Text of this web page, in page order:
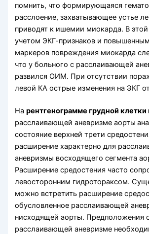
помнить, что формирующаяся
расслоение, захватывающее устье
приводят к ишемии миокарда. В этой
учетом ЭКГ-признаков и
маркеров повреждения миокарда
что у больного с расслаивающей
развился ОИМ. При отсутствии
левой КА острые изменения на ЭКГ
Нарентгенограмме грудной клетки
расслаивающей аневризме аорты
состояние верхней трети
расширение характерно для
аневризмы восходящего сегмента
Расширение средостения часто
левосторонним гидротораксом.
можно встретить расширение
обусловленное расслаивающей
нисходящей аорты. Предположения
расслаивающей аневризме